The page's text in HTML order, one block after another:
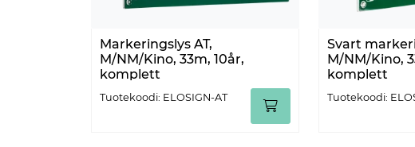
Markeringslys AT,
M/NM/Kino, 33m, 10år,
komplett
Tuotekoodi: ELOSIGN-AT
Svart
M/NM/Kino,
komplett
Tuotekoodi: